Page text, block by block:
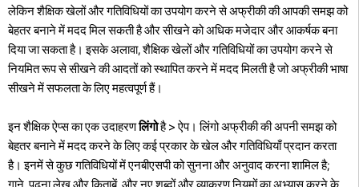
लेकिन शैक्षिक खेलों और गतिविधियों का उपयोग करने से अफ्रीकी की आपकी समझ को
बेहतर बनाने में मदद मिल सकती है और सीखने को अधिक मजेदार और आकर्षक बना
दिया जा सकता है। इसके अलावा, शैक्षिक खेलों और गतिविधियों का उपयोग करने से
नियमित रूप से सीखने की आदतों को स्थापित करने में मदद मिलती है जो अफ्रीकी भाषा
सीखने में सफलता के लिए महत्वपूर्ण हैं।
इन शैक्षिक ऐप्स का एक उदाहरणलिंगोहै > ऐप। लिंगो अफ्रीकी की अपनी समझ को
बेहतर बनाने में मदद करने के लिए कई प्रकार के खेल और गतिविधियाँ प्रदान करता
है। इनमें से कुछ गतिविधियों में एनबीएसपी को सुनना और अनुवाद करना शामिल है;